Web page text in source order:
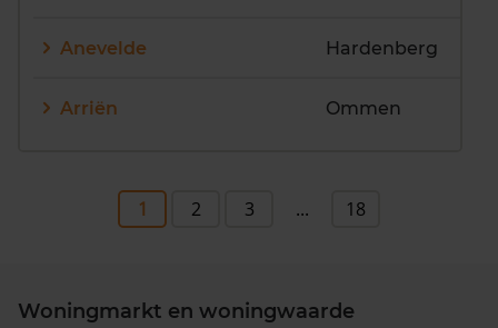
Anevelde Hardenberg
Arriën Ommen
1 2 3 ... 18
Woningmarkt en woningwaarde